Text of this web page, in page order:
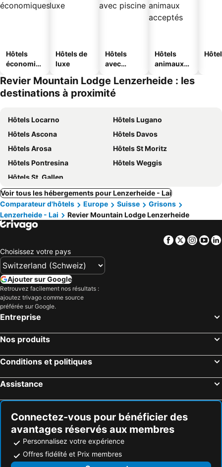
Hôtels
économiq
Hôtels de
luxe
Hôtels
avec
Hôtels
animaux
Revier Mountain Lodge Lenzerheide : les
destinations à proximité
Hôtels Locarno
Hôtels Lugano
Hôtels Ascona
Hôtels Davos
Hôtels Arosa
Hôtels St Moritz
Hôtels Pontresina
Hôtels Weggis
Hôtels St. Gallen
Voir tous les hébergements pour Lenzerheide - Lai
Comparateur d'hôtels
Europe Suisse
Grisons
Lenzerheide - Lai
Revier Mountain Lodge Lenzerheide
Facebook
Twitter
Choisissez votre pays
Ajouter sur Google
Retrouvez facilement nos résultats :
ajoutez trivago comme source
préférée sur Google.
Entreprise
Nos produits
Conditions et politiques
Assistance
Connectez-vous pour bénéficier des
avantages réservés aux membres
Personnalisez votre expérience
Offres fidélité et Prix membres